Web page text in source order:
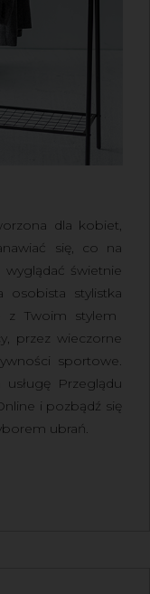
dla kobiet,
się, co na
wyglądać świetnie
osobista stylistka
z Twoim stylem
przez wieczorne
sportowe.
Przeglądu
i pozbądź się
ubrań.